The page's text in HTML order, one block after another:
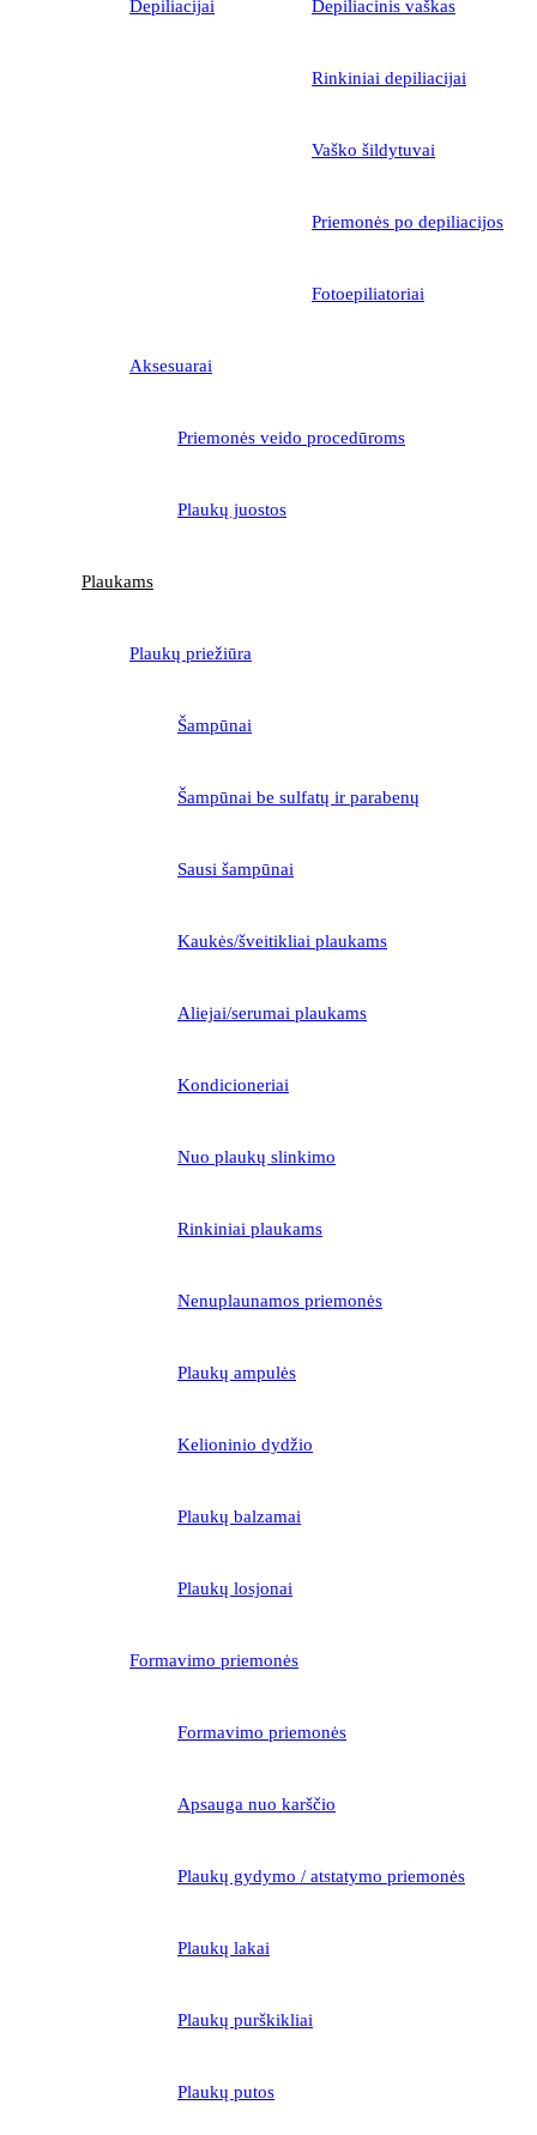
Depiliacijai Depiliacinis vaškas
Rinkiniai depiliacijai
Vaško šildytuvai
Priemonės po depiliacijos
Fotoepiliatoriai
Aksesuarai
Priemonės veido procedūroms
Plaukų juostos
Plaukams
Plaukų priežiūra
Šampūnai
Šampūnai be sulfatų ir parabenų
Sausi šampūnai
Kaukės/šveitikliai plaukams
Aliejai/serumai plaukams
Kondicioneriai
Nuo plaukų slinkimo
Rinkiniai plaukams
Nenuplaunamos priemonės
Plaukų ampulės
Kelioninio dydžio
Plaukų balzamai
Plaukų losjonai
Formavimo priemonės
Formavimo priemonės
Apsauga nuo karščio
Plaukų gydymo / atstatymo priemonės
Plaukų lakai
Plaukų purškikliai
Plaukų putos